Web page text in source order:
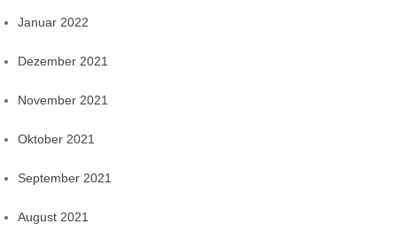
Januar 2022
Dezember 2021
November 2021
Oktober 2021
September 2021
August 2021